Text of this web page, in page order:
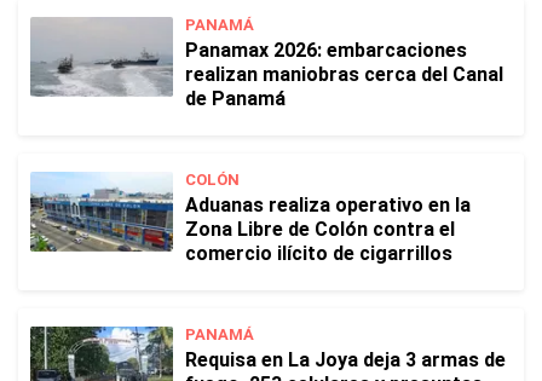
PANAMÁ
Panamax 2026: embarcaciones
realizan maniobras cerca del Canal
de Panamá
COLÓN
Aduanas realiza operativo en la
Zona Libre de Colón contra el
comercio ilícito de cigarrillos
PANAMÁ
Requisa en La Joya deja 3 armas de